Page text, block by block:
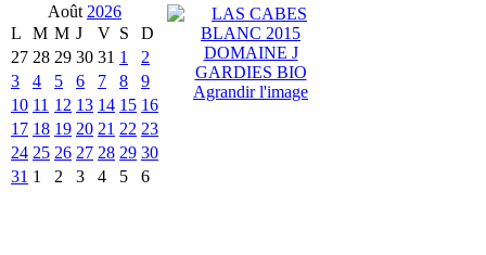
Août 2026
L
M M J V S
D
27 28 29 30 31 1
2
3
4 5 6 7 8
9
10 11 12 13 14 15 16
17 18 19 20 21 22 23
24 25 26 27 28 29 30
31 1 2 3 4 5 6
Agrandir l'image